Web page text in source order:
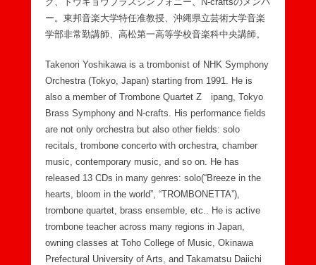
ー。東邦音楽大学特任准教授、沖縄県立芸術大学音楽
学部非常勤講師、高松第一高等学校音楽科中央講師。
Takenori Yoshikawa is a trombonist of NHK Symphony
Orchestra (Tokyo, Japan) starting from 1991. He is
also a member of Trombone Quartet Z ipang, Tokyo
Brass Symphony and N-crafts. His performance fields
are not only orchestra but also other fields: solo
recitals, trombone concerto with orchestra, chamber
music, contemporary music, and so on. He has
released 13 CDs in many genres: solo(“Breeze in the
hearts, bloom in the world”, “TROMBONETTA”),
trombone quartet, brass ensemble, etc.. He is active
trombone teacher across many regions in Japan,
owning classes at Toho College of Music, Okinawa
Prefectural University of Arts, and Takamatsu Daiichi